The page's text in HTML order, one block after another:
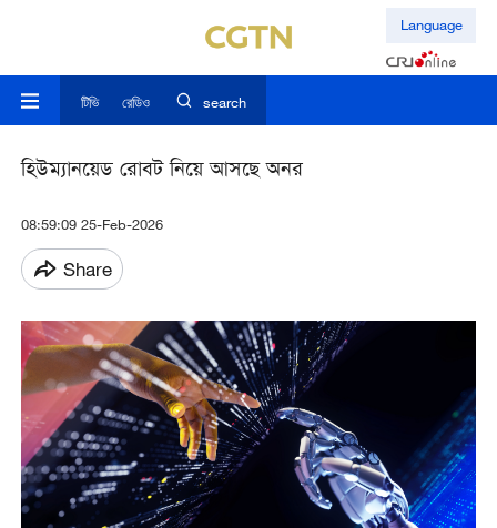
Language
টিভি রেডিও search
হিউম্যানয়েড রোবট নিয়ে আসছে অনর
08:59:09 25-Feb-2026
Share